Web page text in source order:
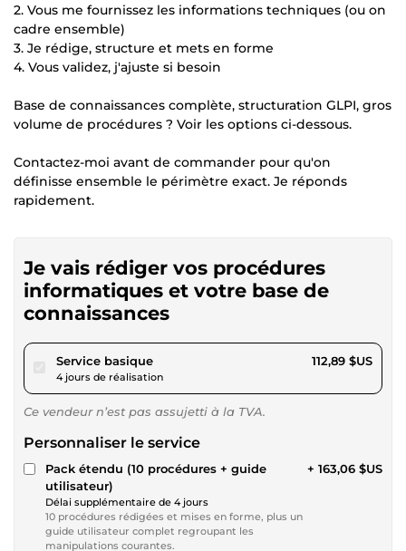
2. Vous me fournissez les informations techniques (ou on
cadre ensemble)
3. Je rédige, structure et mets en forme
4. Vous validez, j'ajuste si besoin
Base de connaissances complète, structuration GLPI, gros
volume de procédures ? Voir les options ci-dessous.
Contactez-moi avant de commander pour qu'on
définisse ensemble le périmètre exact. Je réponds
rapidement.
Je vais rédiger vos procédures
informatiques et votre base de
connaissances
Service basiquepour 104,05 $US
4 jours de réalisation
112,89 $US
Ce vendeur n’est pas assujetti à la TVA.
Personnaliser le service
Pack étendu (10 procédures + guide
utilisateur)
Délai supplémentaire de 4 jours
10 procédures rédigées et mises en forme, plus un
guide utilisateur complet regroupant les
manipulations courantes.
+ 163,06 $US